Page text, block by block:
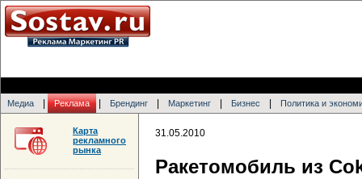
Медиа Реклама Брендинг Маркетинг Бизнес Политика и
31.05.2010
Ракетомобиль из
Карта
рекламного
рынка